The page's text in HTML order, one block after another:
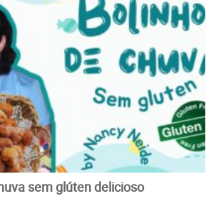
sem glúten delicioso